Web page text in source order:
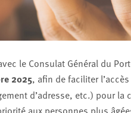
le Consulat Général du
2025, afin de faciliter
d’adresse, etc.) pour
aux personnes plus